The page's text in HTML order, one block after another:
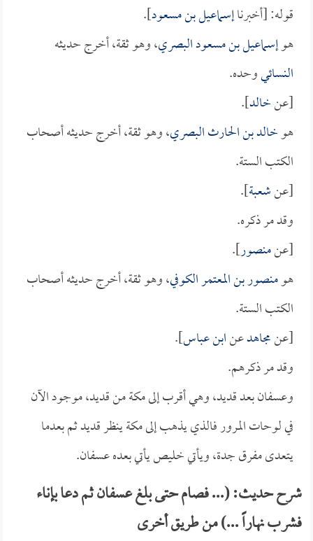
قوله: [أخبرناإسماعيل بن مسعود].
هوإسماعيل بن مسعود البصري، وهو ثقة، أخرج حديثه
النسائيوحده.
[عنخالد].
هوخالد بن الحارث البصري، وهو ثقة، أخرج حديثه أصحاب
الكتب الستة.
[عنشعبة].
وقد مر ذكره.
[عنمنصور].
هومنصور بن المعتمر الكوفي، وهو ثقة، أخرج حديثه أصحاب
الكتب الستة.
[عنمجاهدعنابن عباس].
وقد مر ذكرهم.
وعسفان بعد قديد، وهي أقرب إلى مكة من قديد، موجود الآن
في لوحات المرور فالذي يذهب إلى مكة ينظر قديد ثم بعدما
يتعدى مفرق جدة، ويأتي خليص يأتي بعده عسفان.
شرح حديث: (... فصام حتى بلغ عسفان ثم دعا بإناء
فشرب نهاراً ...) من طريق أخرى